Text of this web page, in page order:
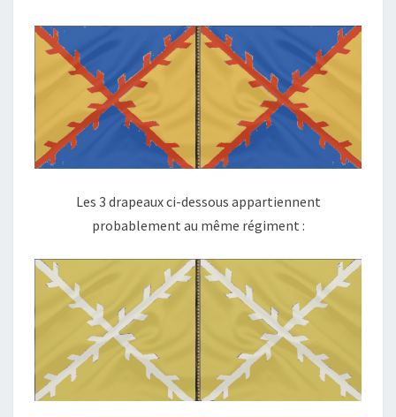
Les 3 drapeaux ci-dessous appartiennent
probablement au même régiment :